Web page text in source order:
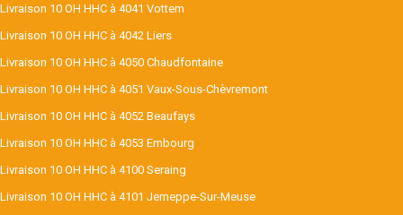
Livraison 10 OH HHC à 4041 Vottem
Livraison 10 OH HHC à 4042 Liers
Livraison 10 OH HHC à 4050 Chaudfontaine
Livraison 10 OH HHC à 4051 Vaux-Sous-Chèvremont
Livraison 10 OH HHC à 4052 Beaufays
Livraison 10 OH HHC à 4053 Embourg
Livraison 10 OH HHC à 4100 Seraing
Livraison 10 OH HHC à 4101 Jemeppe-Sur-Meuse